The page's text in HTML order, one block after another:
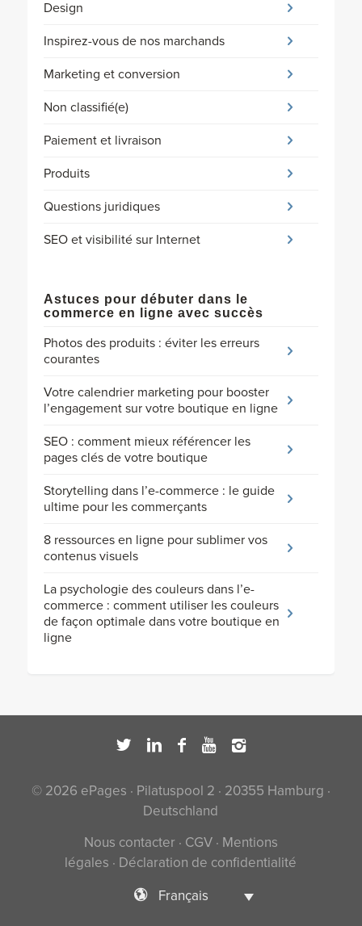
Design
Inspirez-vous de nos marchands
Marketing et conversion
Non classifié(e)
Paiement et livraison
Produits
Questions juridiques
SEO et visibilité sur Internet
Astuces pour débuter dans le
commerce en ligne avec succès
Photos des produits : éviter les erreurs
courantes
Votre calendrier marketing pour booster
l’engagement sur votre boutique en ligne
SEO : comment mieux référencer les
pages clés de votre boutique
Storytelling dans l’e-commerce : le guide
ultime pour les commerçants
8 ressources en ligne pour sublimer vos
contenus visuels
La psychologie des couleurs dans l’e-
commerce : comment utiliser les couleurs
de façon optimale dans votre boutique en
ligne
© 2026 ePages · Pilatuspool 2 · 20355 Hamburg ·
Deutschland
Nous contacter · CGV· Mentions
légales · Déclaration de confidentialité
Français